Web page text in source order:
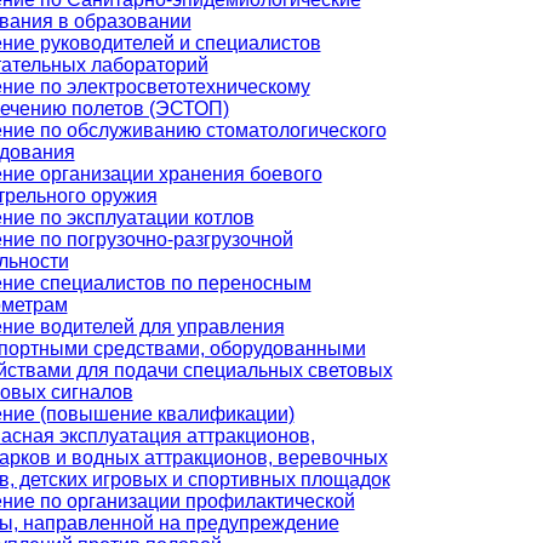
в образовании
руководителей и специалистов
лабораторий
по электросветотехническому
полетов (ЭСТОП)
по обслуживанию стоматологического
организации хранения боевого
оружия
по эксплуатации котлов
по погрузочно-разгрузочной
специалистов по переносным
водителей для управления
средствами, оборудованными
для подачи специальных световых
сигналов
(повышение квалификации)
эксплуатация аттракционов,
и водных аттракционов, веревочных
детских игровых и спортивных площадок
по организации профилактической
направленной на предупреждение